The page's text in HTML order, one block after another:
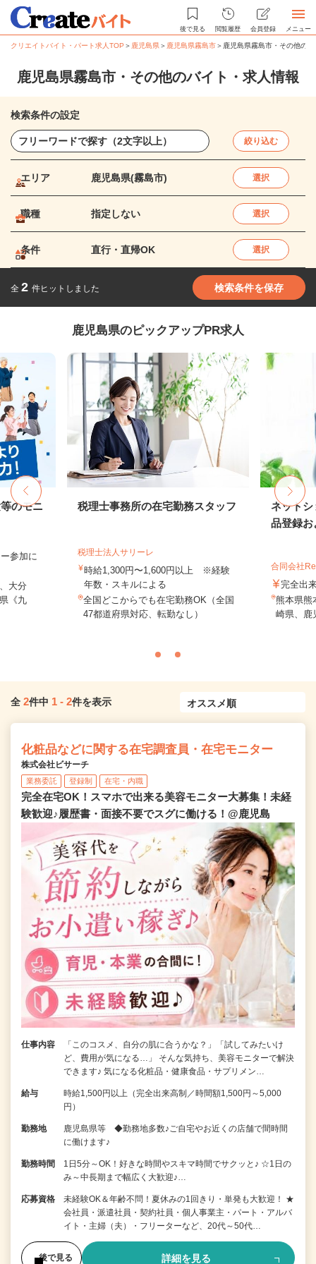
後で見る 閲覧履歴 会員登録 メニュー
クリエイトバイト・パート求人TOP ＞ 鹿児島県＞ 鹿児島県霧島市＞ 鹿児島県霧島市・その他の
鹿児島県霧島市・その他のバイト・求人情報
検索条件の設定
絞り込む
エリア 鹿児島県(霧島市) 選択
職種 指定しない 選択
条件 直行・直帰OK 選択
全 2 件ヒットしました 検索条件を保存
鹿児島県のピックアップPR求人
のモニ
参加に
大分
《九
税理士事務所の在宅勤務スタッフ
税理士法人サリーレ
時給1,300円〜1,600円以上 ※経験
年数・スキルによる
全国どこからでも在宅勤務OK（全国
47都道府県対応、転勤なし）
ネットシ
品登録お
合同会社
完全出
熊本県熊
崎県、鹿
全 2件中 1 - 2件を表示
化粧品などに関する在宅調査員・在宅モニター
株式会社ビサーチ
業務委託 登録制 在宅・内職
完全在宅OK！スマホで出来る美容モニター大募集！未経
験歓迎♪履歴書・面接不要でスグに働ける！@鹿児島
仕事内容
「このコスメ、自分の肌に合うかな？」「試してみたいけ
ど、費用が気になる…」 そんな気持ち、美容モニターで解決
できます♪ 気になる化粧品・健康食品・サプリメン…
給与
時給1,500円以上（完全出来高制／時間額1,500円～5,000
円）
勤務地
鹿児島県等 ◆勤務地多数♪ご自宅やお近くの店舗で間時間
に働けます♪
勤務時間
1日5分～OK！好きな時間やスキマ時間でサクッと♪ ☆1日の
み～中長期まで幅広く大歓迎♪…
応募資格
未経験OK＆年齢不問！夏休みの1回きり・単発も大歓迎！ ★
会社員・派遣社員・契約社員・個人事業主・パート・アルバ
イト・主婦（夫）・フリーターなど、20代～50代…
後で見る 詳細を見る